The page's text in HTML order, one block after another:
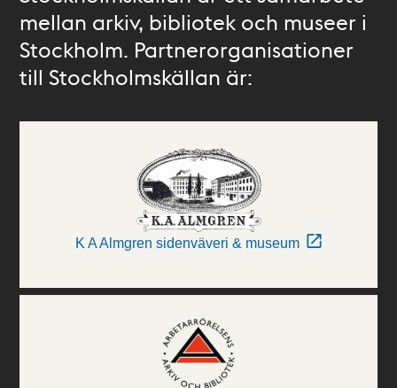
mellan arkiv, bibliotek och museer i
Stockholm. Partnerorganisationer
till Stockholmskällan är:
K A Almgren sidenväveri & museum